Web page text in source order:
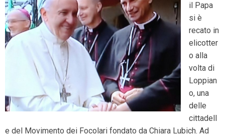
il Papa
si è
recato in
elicotter
o alla
volta di
Loppian
o, una
delle
cittadell
e del Movimento dei Focolari fondato da Chiara Lubich. Ad